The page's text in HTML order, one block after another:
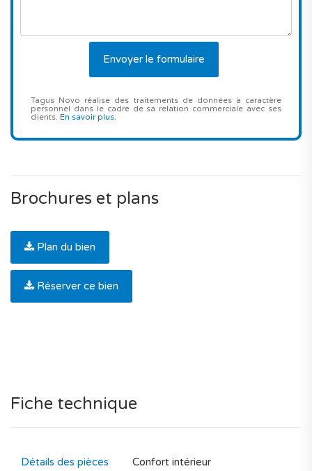
Tagus Novo réalise des traitements de données à caractère
personnel dans le cadre de sa relation commerciale avec ses
clients. En savoir plus.
Brochures et plans
Plan du bien
Réserver ce bien
Fiche technique
Détails des pièces Confort intérieur